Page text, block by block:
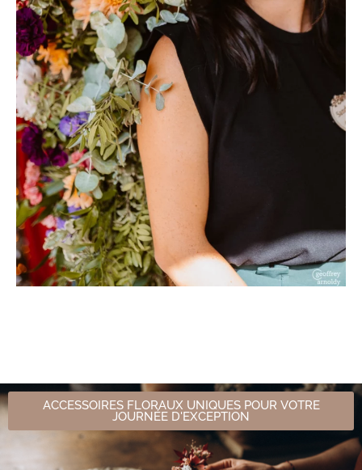
ACCESSOIRES FLORAUX UNIQUES POUR VOTRE
JOURNÉE D'EXCEPTION